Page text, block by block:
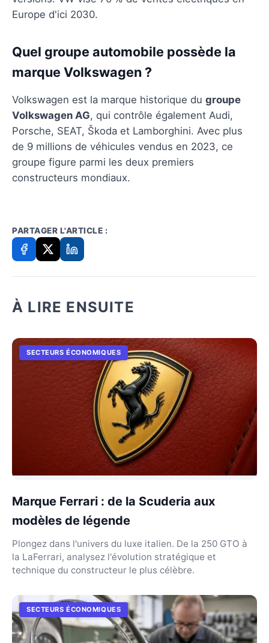
Europe d'ici 2030.
Quel groupe automobile possède la
marque Volkswagen ?
Volkswagen est la marque historique du groupe
Volkswagen AG, qui contrôle également Audi,
Porsche, SEAT, Škoda et Lamborghini. Avec plus
de 9 millions de véhicules vendus en 2023, ce
groupe figure parmi les deux premiers
constructeurs mondiaux.
PARTAGER L'ARTICLE :
À LIRE ENSUITE
SECTEURS ÉCONOMIQUES
Marque Ferrari : de la Scuderia aux
modèles de légende
Plongez dans l'univers du luxe italien. De la 250 GTO à
la LaFerrari, analysez l'évolution stratégique et
technique du constructeur le plus célèbre.
SECTEURS ÉCONOMIQUES